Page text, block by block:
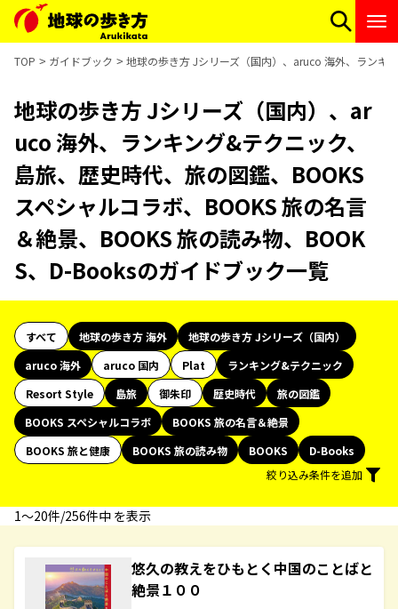
TOP ガイドブック 地球の歩き方 Jシリーズ（国内）、aruco 海外、ランキ
地球の歩き方 Jシリーズ（国内）、ar
uco 海外、ランキング&テクニック、
島旅、歴史時代、旅の図鑑、BOOKS
スペシャルコラボ、BOOKS 旅の名言
＆絶景、BOOKS 旅の読み物、BOOK
S、D-Booksのガイドブック一覧
すべて 地球の歩き方 海外
地球の歩き方 Jシリーズ（国内）
aruco 海外
aruco 国内 Plat
ランキング&テクニック
Resort Style
島旅 御朱印 歴史時代
旅の図鑑
BOOKS スペシャルコラボ
BOOKS 旅の名言＆絶景
BOOKS 旅と健康
BOOKS 旅の読み物 BOOKS
D-Books
絞り込み条件を追加
1〜20件/256件中 を表示
悠久の教えをひもとく中国のことばと
絶景１００